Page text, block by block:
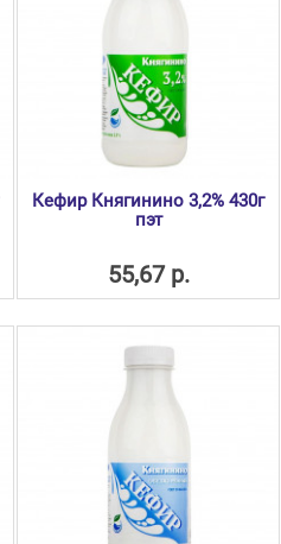
Кефир Княгинино 3,2% 430г
пэт
55,67 р.